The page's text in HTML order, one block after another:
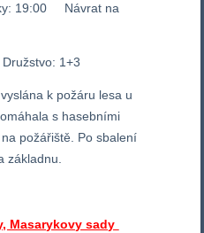
19:00 Návrat na
1+3
k požáru lesa u
s hasebními
požářiště. Po sbalení
základnu.
Masarykovy sady